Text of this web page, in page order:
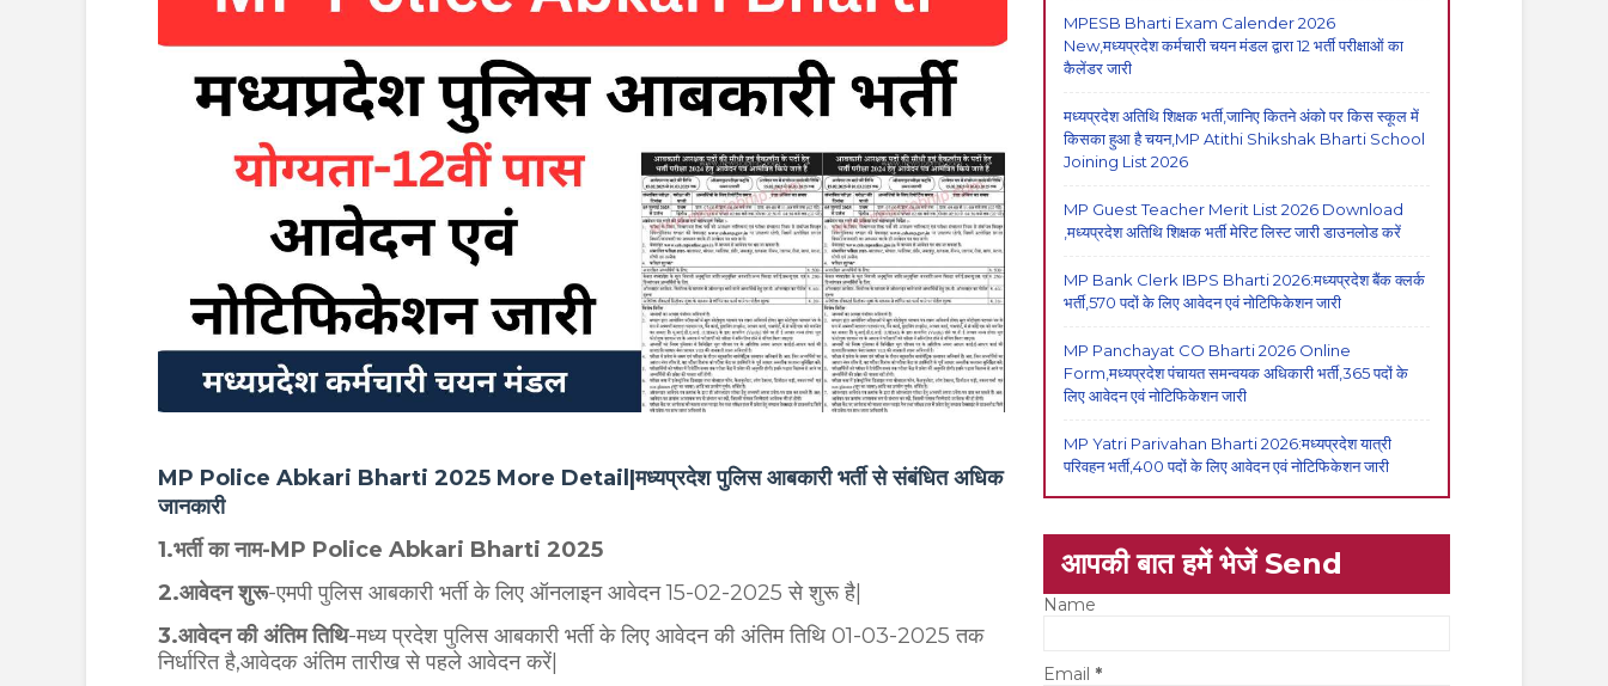
MP Police Abkari Bharti 2025 More Detail|मध्यप्रदेश पुलिस आबकारी भर्ती से संबंधित अधिक
जानकारी
1.भर्ती का नाम-MP Police Abkari Bharti 2025
2.आवेदन शुरू-एमपी पुलिस आबकारी भर्ती के लिए ऑनलाइन आवेदन 15-02-2025 से शुरू है|
3.आवेदन की अंतिम तिथि-मध्य प्रदेश पुलिस आबकारी भर्ती के लिए आवेदन की अंतिम तिथि 01-03-2025 तक
निर्धारित है,आवेदक अंतिम तारीख से पहले आवेदन करें|
MPESB Bharti Exam Calender 2026
New,मध्यप्रदेश कर्मचारी चयन मंडल द्वारा 12 भर्ती परीक्षाओं का
कैलेंडर जारी
मध्यप्रदेश अतिथि शिक्षक भर्ती,जानिए कितने अंको पर किस स्कूल में
किसका हुआ है चयन,MP Atithi Shikshak Bharti School
Joining List 2026
MP Guest Teacher Merit List 2026 Download
,मध्यप्रदेश अतिथि शिक्षक भर्ती मेरिट लिस्ट जारी डाउनलोड करें
MP Bank Clerk IBPS Bharti 2026:मध्यप्रदेश बैंक क्लर्क
भर्ती,570 पदों के लिए आवेदन एवं नोटिफिकेशन जारी
MP Panchayat CO Bharti 2026 Online
Form,मध्यप्रदेश पंचायत समन्वयक अधिकारी भर्ती,365 पदों के
लिए आवेदन एवं नोटिफिकेशन जारी
MP Yatri Parivahan Bharti 2026:मध्यप्रदेश यात्री
परिवहन भर्ती,400 पदों के लिए आवेदन एवं नोटिफिकेशन जारी
आपकी बात हमें भेजें Send
Name
Email *